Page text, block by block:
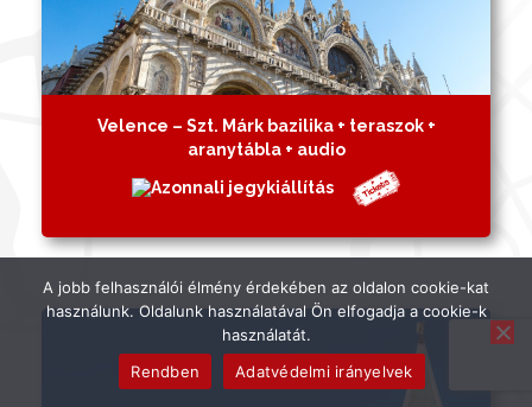
Velence – Szt. Márk bazilika + teraszok +
aranytábla + audio
A jobb felhasználói élmény érdekében az oldalon cookie-kat
használunk. Oldalunk használatával Ön elfogadja a cookie-k
használatát.
Rendben
Adatvédelmi irányelvek